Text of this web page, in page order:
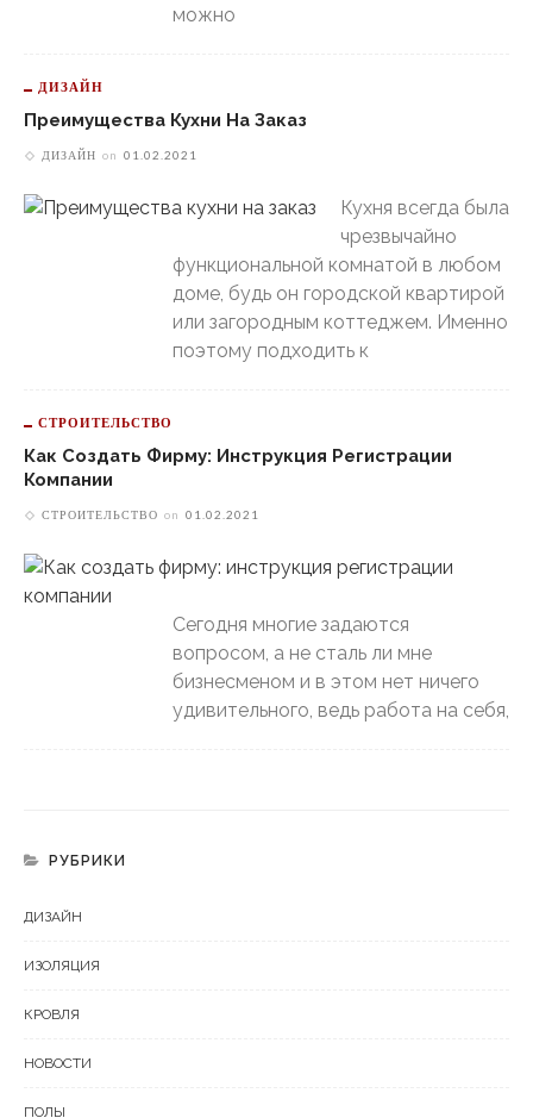
можно
ДИЗАЙН
Преимущества Кухни На Заказ
ДИЗАЙН on 01.02.2021
Кухня всегда была
чрезвычайно
функциональной комнатой в любом
доме, будь он городской квартирой
или загородным коттеджем. Именно
поэтому подходить к
СТРОИТЕЛЬСТВО
Как Создать Фирму: Инструкция Регистрации
Компании
СТРОИТЕЛЬСТВО on 01.02.2021
Сегодня многие задаются
вопросом, а не сталь ли мне
бизнесменом и в этом нет ничего
удивительного, ведь работа на себя,
РУБРИКИ
ДИЗАЙН
ИЗОЛЯЦИЯ
КРОВЛЯ
НОВОСТИ
ПОЛЫ